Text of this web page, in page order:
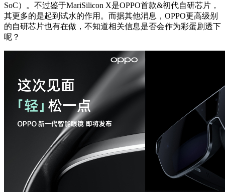
SoC）。不过鉴于MariSilicon X是OPPO首款&初代自研芯片，
其更多的是起到试水的作用。而据其他消息，OPPO更高级别
的自研芯片也有在做，不知道相关信息是否会作为彩蛋剧透下
呢？